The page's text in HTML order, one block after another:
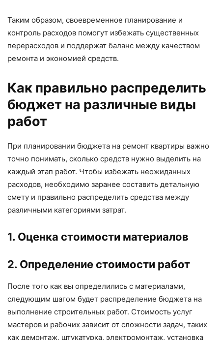
Таким образом, своевременное планирование и
контроль расходов помогут избежать существенных
перерасходов и поддержат баланс между качеством
ремонта и экономией средств.
Как правильно распределить
бюджет на различные виды
работ
При планировании бюджета на ремонт квартиры важно
точно понимать, сколько средств нужно выделить на
каждый этап работ. Чтобы избежать неожиданных
расходов, необходимо заранее составить детальную
смету и правильно распределить средства между
различными категориями затрат.
1. Оценка стоимости материалов
2. Определение стоимости работ
После того как вы определились с материалами,
следующим шагом будет распределение бюджета на
выполнение строительных работ. Стоимость услуг
мастеров и рабочих зависит от сложности задач, таких
как демонтаж, штукатурка, электромонтаж, установка